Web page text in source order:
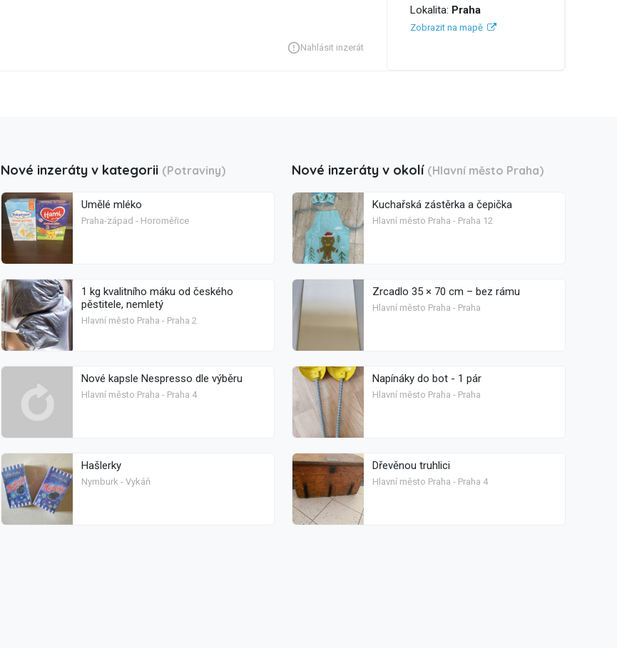
Nahlásit inzerát
Lokalita: Praha
Zobrazit na mapě
Nové inzeráty v kategorii (Potraviny)
Umělé mléko
Praha-západ - Horoměřice
1 kg kvalitního máku od českého
pěstitele, nemletý
Hlavní město Praha - Praha 2
Nové kapsle Nespresso dle výběru
Hlavní město Praha - Praha 4
Hašlerky
Nymburk - Vykáň
Nové inzeráty v okolí (Hlavní město Praha)
Kuchařská zástěrka a čepička
Hlavní město Praha - Praha 12
Zrcadlo 35 × 70 cm – bez rámu
Hlavní město Praha - Praha
Napínáky do bot - 1 pár
Hlavní město Praha - Praha
Dřevěnou truhlici
Hlavní město Praha - Praha 4